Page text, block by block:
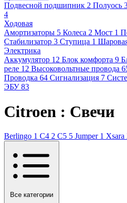
Подвесной подшипник 2 Полуось
4
Ходовая
Амортизаторы 5 Колеса 2 Мост 1
Стабилизатор 3 Ступица 1
Электрика
Аккумулятор 12 Блок комфорта 9
реле 12 Высоковольтные провода
Проводка 64 Сигнализация 7
ЭБУ 83
Citroen : Свечи
Berlingo 1 C4 2 C5 5 Jumper 1 Xsara
Все категории